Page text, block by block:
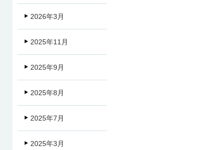
2026年3月
2025年11月
2025年9月
2025年8月
2025年7月
2025年3月